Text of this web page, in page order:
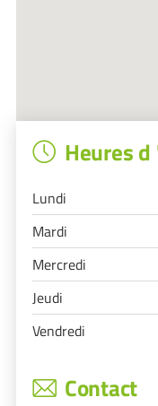
Heures
Lundi
Mardi
Mercredi
Jeudi
Vendredi
Contact